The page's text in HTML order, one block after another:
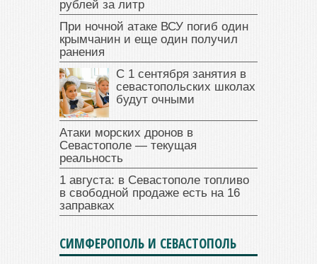
рублей за литр
При ночной атаке ВСУ погиб один
крымчанин и еще один получил
ранения
С 1 сентября занятия в
севастопольских школах
будут очными
Атаки морских дронов в
Севастополе — текущая
реальность
1 августа: в Севастополе топливо
в свободной продаже есть на 16
заправках
СИМФЕРОПОЛЬ И СЕВАСТОПОЛЬ